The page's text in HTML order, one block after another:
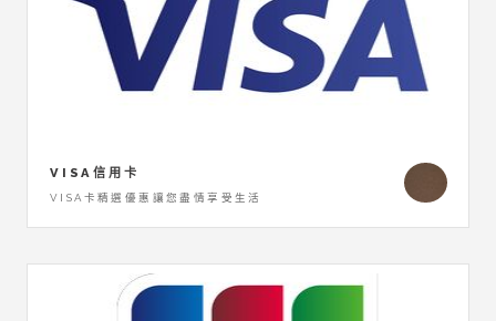
VISA信用卡
VISA卡精選優惠讓您盡情享受生活